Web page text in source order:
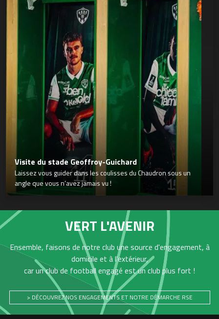
Visite du stade Geoffroy-Guichard
Laissez vous guider dans les coulisses du Chaudron sous un
angle que vous n’avez jamais vu !
VERT L'AVENIR
Ensemble, faisons de notre club une source d'engagement, à
domicile et à l'extérieur,
car un club de football engagé est un club plus fort !
> DÉCOUVREZ NOS ENGAGEMENTS ET NOTRE DÉMARCHE RSE